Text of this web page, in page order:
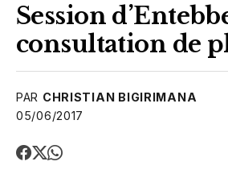
Session
consultation de
PAR CHRISTIAN BIGIRIMANA
05/06/2017